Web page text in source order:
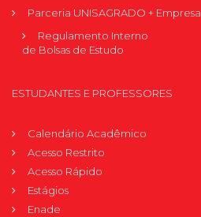
Parceria UNISAGRADO + Empresa
Regulamento Interno
de Bolsas de Estudo
ESTUDANTES E PROFESSORES
Calendário Acadêmico
Acesso Restrito
Acesso Rápido
Estágios
Enade